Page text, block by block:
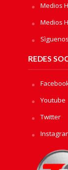
Medios
Medios
Sìguenos
REDES
Youtube
Twitter